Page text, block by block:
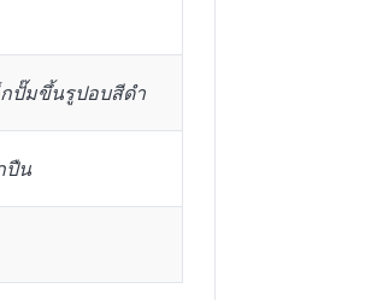
กปั๊มขึ้นรูปอบสีดำ
ปืน